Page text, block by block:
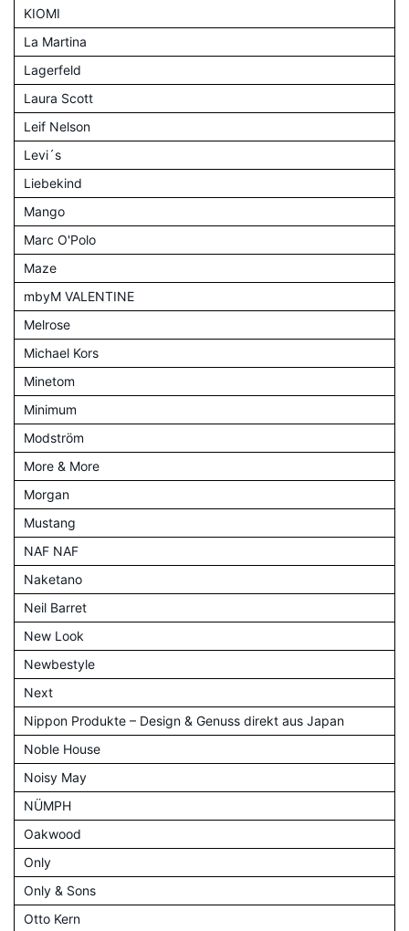
KIOMI
La Martina
Lagerfeld
Laura Scott
Leif Nelson
Levi´s
Liebekind
Mango
Marc O'Polo
Maze
mbyM VALENTINE
Melrose
Michael Kors
Minetom
Minimum
Modström
More & More
Morgan
Mustang
NAF NAF
Naketano
Neil Barret
New Look
Newbestyle
Next
Nippon Produkte – Design & Genuss direkt aus Japan
Noble House
Noisy May
NÜMPH
Oakwood
Only
Only & Sons
Otto Kern